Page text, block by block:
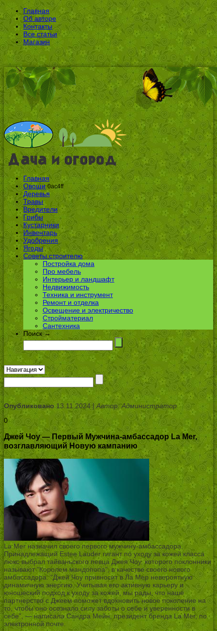
Главная
Об авторе
Контакты
Все статьи
Магазин
Главная
Овощи 0ac4ff
Деревья
Травы
Вредители
Грибы
Кустарники
Инвентарь
Удобрения
Ягоды
Советы строителю
Постройка дома
Про мебель
Интерьер и ландшафт
Недвижимость
Техника и инструмент
Ремонт и отделка
Освещение и электричество
Стройматериал
Сантехника
Поиск →
Опубликовано13.11.2024 | Автор: Администратор
0
Джей Чоу — Первый Мужчина-амбассадор La Mer,
возглавляющий Новую кампанию
La Mer назначил своего первого мужчину-амбассадора.
Принадлежащий Estee Lauder гигант по уходу за кожей класса
люкс выбрал тайваньского певца Джея Чоу, которого поклонники
называют “Королем мандопопа”, в качестве своего нового
амбассадора. “Джей Чоу привносит в Ла Мер невероятную
динамичную энергию. Учитывая его активную карьеру и
юношеский подход к уходу за кожей, мы рады, что наше
партнерство с Джеем поможет вдохновить новое поколение на
то, чтобы оно осознало силу заботы о себе и уверенности в
себе”, — написала Сандра Мейн, президент бренда La Mer, по
электронной почте.